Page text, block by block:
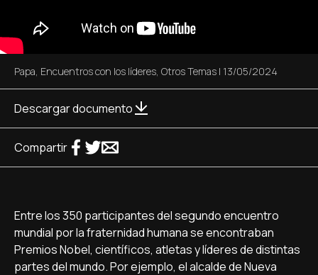
Papa, Encuentros con los líderes, Otros Temas | 13/05/2024
Descargar documento
Compartir
Entre los 350 participantes del segundo encuentro
mundial por la fraternidad humana se encontraban
Premios Nobel, científicos, atletas y líderes de distintas
partes del mundo. Por ejemplo, el alcalde de Nueva